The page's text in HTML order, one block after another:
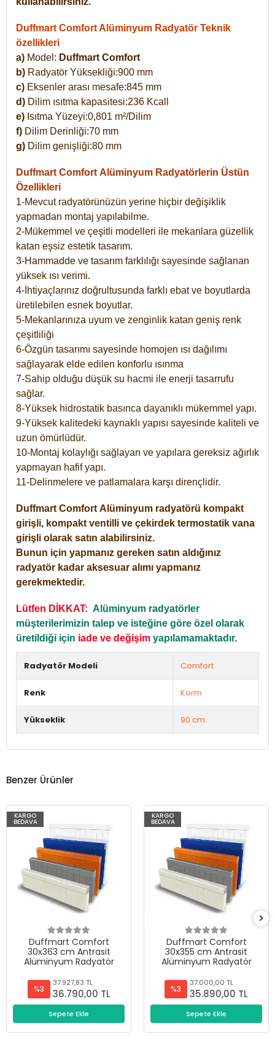
Duffmart Comfort Alüminyum Radyatör Teknik
özellikleri
a) Model: Duffmart Comfort
b) Radyatör Yüksekliği:900 mm
c) Eksenler arası mesafe:845 mm
d) Dilim ısıtma kapasitesi:236 Kcall
e) Isıtma Yüzeyi:0,801 m²/Dilim
f) Dilim Derinliği:70 mm
g) Dilim genişliği:80 mm
Duffmart Comfort Alüminyum Radyatörlerin Üstün
Özellikleri
1-Mevcut radyatörünüzün yerine hiçbir değişiklik
yapmadan montaj yapılabilme.
2-Mükemmel ve çeşitli modelleri ile mekanlara güzellik
katan eşsiz estetik tasarım.
3-Hammadde ve tasarım farklılığı sayesinde sağlanan
yüksek ısı verimi.
4-İhtiyaçlarınız doğrultusunda farklı ebat ve boyutlarda
üretilebilen esnek boyutlar.
5-Mekanlarınıza uyum ve zenginlik katan geniş renk
çeşitliliği
6-Özgün tasarımı sayesinde homojen ısı dağılımı
sağlayarak elde edilen konforlu ısınma
7-Sahip olduğu düşük su hacmi ile enerji tasarrufu
sağlar.
8-Yüksek hidrostatik basınca dayanıklı mükemmel yapı.
9-Yüksek kalitedeki kaynaklı yapısı sayesinde kaliteli ve
uzun ömürlüdür.
10-Montaj kolaylığı sağlayan ve yapılara gereksiz ağırlık
yapmayan hafif yapı.
11-Delinmelere ve patlamalara karşı dirençlidir.
Duffmart Comfort Alüminyum radyatörü kompakt
girişli, kompakt ventilli ve çekirdek termostatik vana
girişli olarak satın alabilirsiniz.
Bunun için yapmanız gereken satın aldığınız
radyatör kadar aksesuar alımı yapmanız
gerekmektedir.
Lütfen DİKKAT: Alüminyum radyatörler
müşterilerimizin talep ve isteğine göre özel olarak
üretildiği için iade ve değişim yapılamamaktadır.
Radyatör Modeli Comfort
Renk Korm
Yükseklik 90 cm.
Benzer Ürünler
KARGO
BEDAVA
Duffmart Comfort
30x363 cm Antrasit
Alüminyum Radyatör
%3
37.927,83 TL
36.790,00 TL
Sepete Ekle
KARGO
BEDAVA
Duffmart Comfort
30x355 cm Antrasit
Alüminyum Radyatör
%3
37.000,00 TL
35.890,00 TL
Sepete Ekle